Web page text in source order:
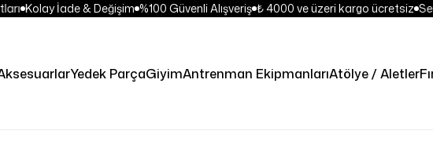
Kolay İade & Değişim %100 Güvenli Alışveriş ₺ 4000 ve üzeri kargo ücretsiz
Yedek ParçaGiyimAntrenman EkipmanlarıAtölye / Aletler